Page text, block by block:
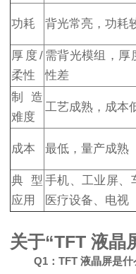
功耗 背光常亮，功耗
厚度/
柔性
需背光模组，厚
性差
制造
难度
工艺成熟，成本
成本 最低，量产成熟
典型
应用
手机、工业屏、
医疗设备、电视
关于“TFT 液晶
Q1：TFT 液晶屏是什